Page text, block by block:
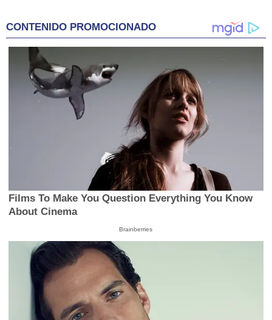
CONTENIDO PROMOCIONADO
Films To Make You Question Everything You Know
About Cinema
Brainberries